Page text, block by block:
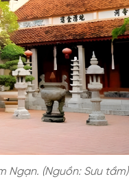
Ngạn. (Nguồn: Sưu tầm)